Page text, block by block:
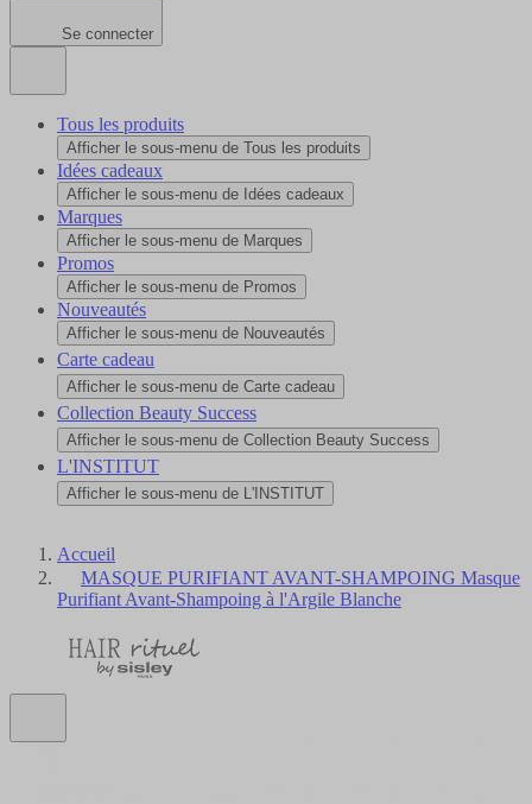
Se connecter
Tous les produits
Afficher le sous-menu de Tous les produits
Idées cadeaux
Afficher le sous-menu de Idées cadeaux
Marques
Afficher le sous-menu de Marques
Promos
Afficher le sous-menu de Promos
Nouveautés
Afficher le sous-menu de Nouveautés
Carte cadeau
Afficher le sous-menu de Carte cadeau
Collection Beauty Success
Afficher le sous-menu de Collection Beauty Success
L'INSTITUT
Afficher le sous-menu de L'INSTITUT
Accueil
MASQUE PURIFIANT AVANT-SHAMPOING Masque
Purifiant Avant-Shampoing à l'Argile Blanche